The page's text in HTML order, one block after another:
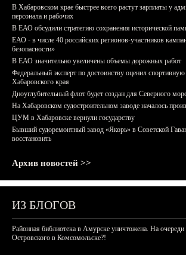
В Хабаровском крае быстрее всего растут зарплаты у
персонала и рабочих
В ЕАО обсудили стратегию сохранения исторической
ЕАО - в числе 40 российских регионов-участников
безопасности»
В ЕАО значительно увеличены объемы дорожных работ
Федеральный эксперт по достоинству оценил
Хабаровского края
Дноуглубительный флот будет создан для Северного
На Хабаровском судостроительном заводе началось
ЦУМ в Хабаровске вернули государству
Бывший судоремонтный завод «Якорь» в Советской
восстановить
Архив новостей >>
ИЗ БЛОГОВ
Районная библиотека в Амурске уничтожена. На очереди
Островского в Комсомольске?!